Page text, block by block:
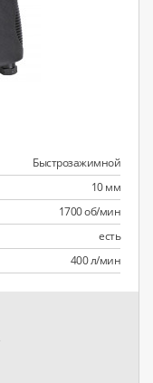
Быстрозажимной
10 мм
1700 об/мин
есть
400 л/мин